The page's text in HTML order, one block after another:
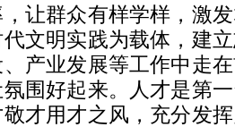
让群众有样学样，激
文明实践为载体，建
产业发展等工作中走
围好起来。人才是第
才用才之风，充分发